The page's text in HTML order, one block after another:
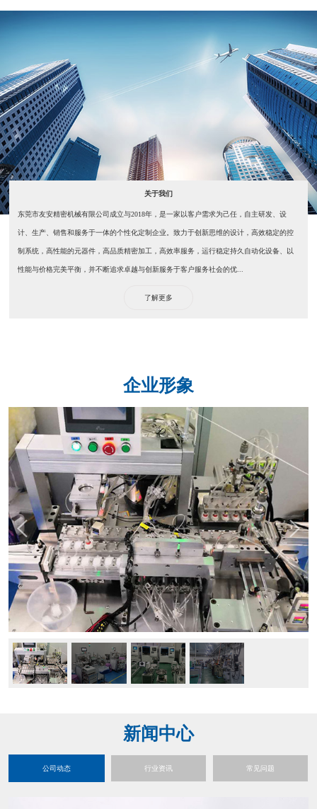
关于我们
东莞市友安精密机械有限公司成立与2018年，是一家以客户需求为己任，自主研发、设
计、生产、销售和服务于一体的个性化定制企业。致力于创新思维的设计，高效稳定的控
制系统，高性能的元器件，高品质精密加工，高效率服务，运行稳定持久自动化设备、以
性能与价格完美平衡，并不断追求卓越与创新服务于客户服务社会的优...
了解更多
企业形象
新闻中心
公司动态 行业资讯 常见问题